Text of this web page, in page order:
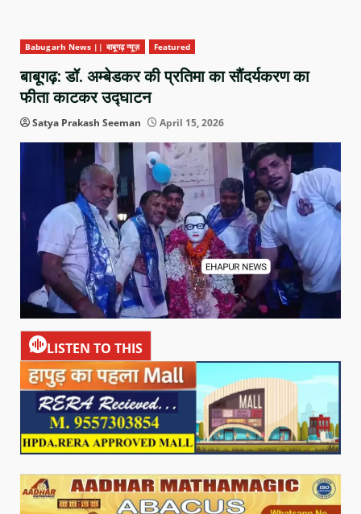
Babugarh News || बाबूगढ़ न्यूज़ Featured
बाबूगढ़: डॉ. अम्बेडकर की प्रतिमा का सौंदर्यकरण का
फीता काटकर उद्घाटन
Satya Prakash Seeman April 15, 2026
LISTEN TO THIS